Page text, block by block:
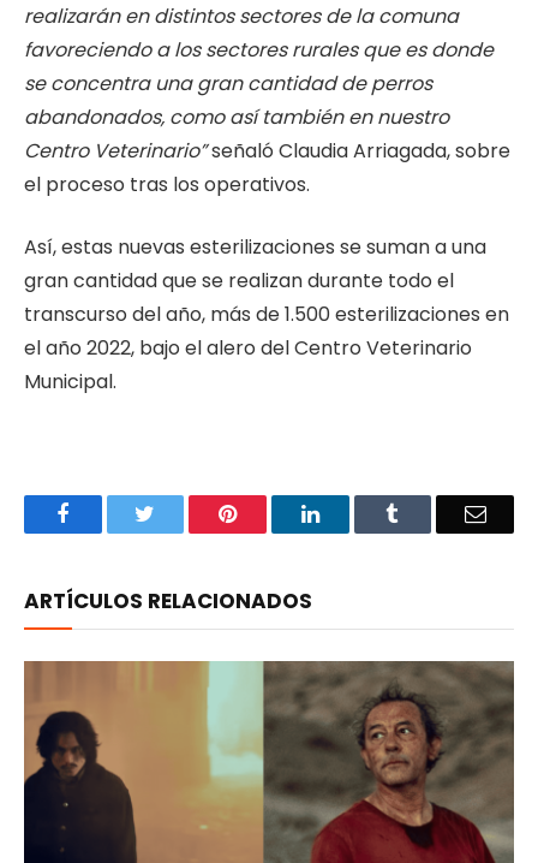
realizarán en distintos sectores de la comuna
favoreciendo a los sectores rurales que es donde
se concentra una gran cantidad de perros
abandonados, como así también en nuestro
Centro Veterinario”señaló Claudia Arriagada, sobre
el proceso tras los operativos.
Así, estas nuevas esterilizaciones se suman a una
gran cantidad que se realizan durante todo el
transcurso del año, más de 1.500 esterilizaciones en
el año 2022, bajo el alero del Centro Veterinario
Municipal.
Facebook Pinterest LinkedIn Email
ARTÍCULOS RELACIONADOS